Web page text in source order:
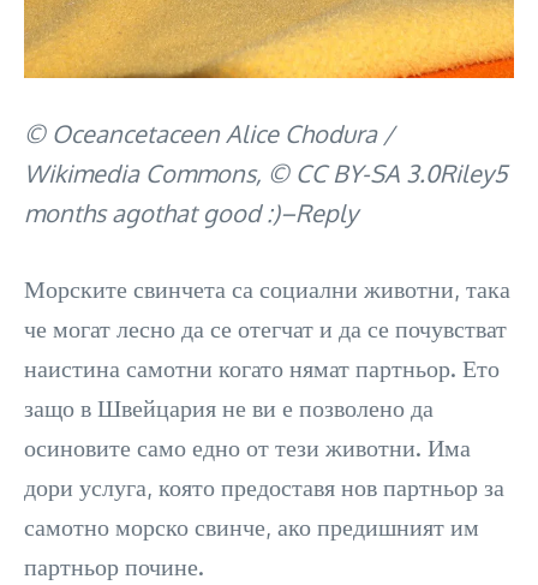
© Oceancetaceen Alice Chodura /
Wikimedia Commons, © CC BY-SA 3.0Riley5
months agothat good :)–Reply
Морските свинчета са социални животни, така
че могат лесно да се отегчат и да се почувстват
наистина самотни когато нямат партньор. Ето
защо в Швейцария не ви е позволено да
осиновите само едно от тези животни. Има
дори услуга, която предоставя нов партньор за
самотно морско свинче, ако предишният им
партньор почине.